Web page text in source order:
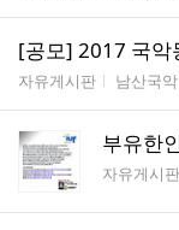
[공모] 2017 국악
게시판명
자유게시판 작성자
남산국
부유한
게시판명
자유게시판